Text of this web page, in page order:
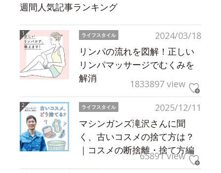
週間人気記事ランキング
2024/03/18
ライフスタイル
リンパの流れを図解！正しい
リンパマッサージでむくみを
解消
1833897 view
2025/12/11
ライフスタイル
マシンガンズ滝沢さんに聞
く、古いコスメの捨て方は？
｜コスメの断捨離・捨て方編
65891 view